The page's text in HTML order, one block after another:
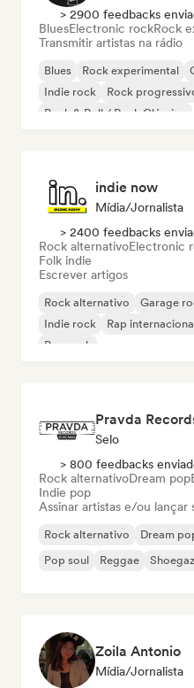
> 2900 feedbacks
BluesElectronic rockRock
Transmitir artistas na rádio
Blues Rock experimental
Indie rock
Rock
Rock & Roll / Rock Clássico
indie now
Mídia/Jornalista
> 2400 feedbacks
Rock alternativoElectronic
Folk indie
Escrever artigos
Rock alternativo Garage
Indie rock
Rap
Pop rock
Pravda
Selo
> 800 feedbacks
Rock alternativoDream pop
Indie pop
Assinar artistas e/ou lançar
Rock alternativo Dream
Pop soul
Reggae
Zoila Antonio
Mídia/Jornalista